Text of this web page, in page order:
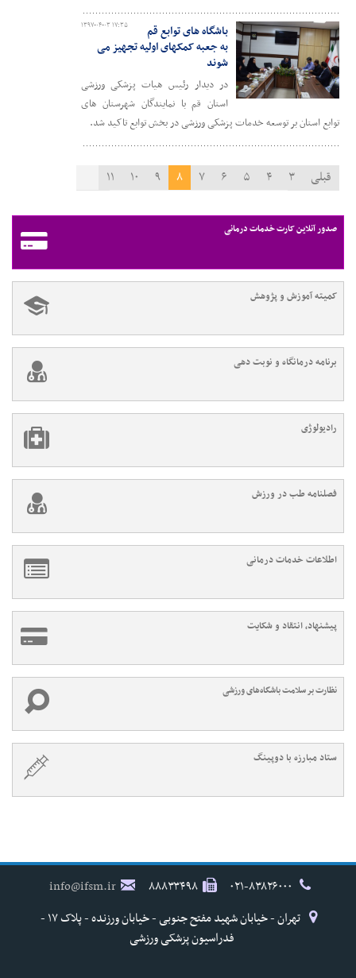
۱۳۹۷-۰۴-۰۳ ۱۷:۳۵
باشگاه های توابع قم
به جعبه کمکهای اولیه تجهیز می
شوند
در دیدار رئیس هیات پزشکی ورزشی
استان قم با نمایندگان شهرستان های
توابع استان بر توسعه خدمات پزشکی ورزشی در بخش توابع تاکید شد.
قبلی ۳ ۴ ۵ ۶ ۷ ۸ ۹ ۱۰
۱۱
صدور آنلاین کارت خدمات درمانی
کمیته آموزش و پژوهش
برنامه درمانگاه و نوبت دهی
رادیولوژی
فصلنامه طب در ورزش
اطلاعات خدمات درمانی
پیشنهاد، انتقاد و شکایت
نظارت بر سلامت باشگاه‌های ورزشی
ستاد مبارزه با دوپینگ
۸۸۸۳۳۴۹۸
info@ifsm.ir
تهران - خیابان شهید مفتح جنوبی - خیابان ورزنده - پلاک ۱۷ -
فدراسیون پزشکی ورزشی